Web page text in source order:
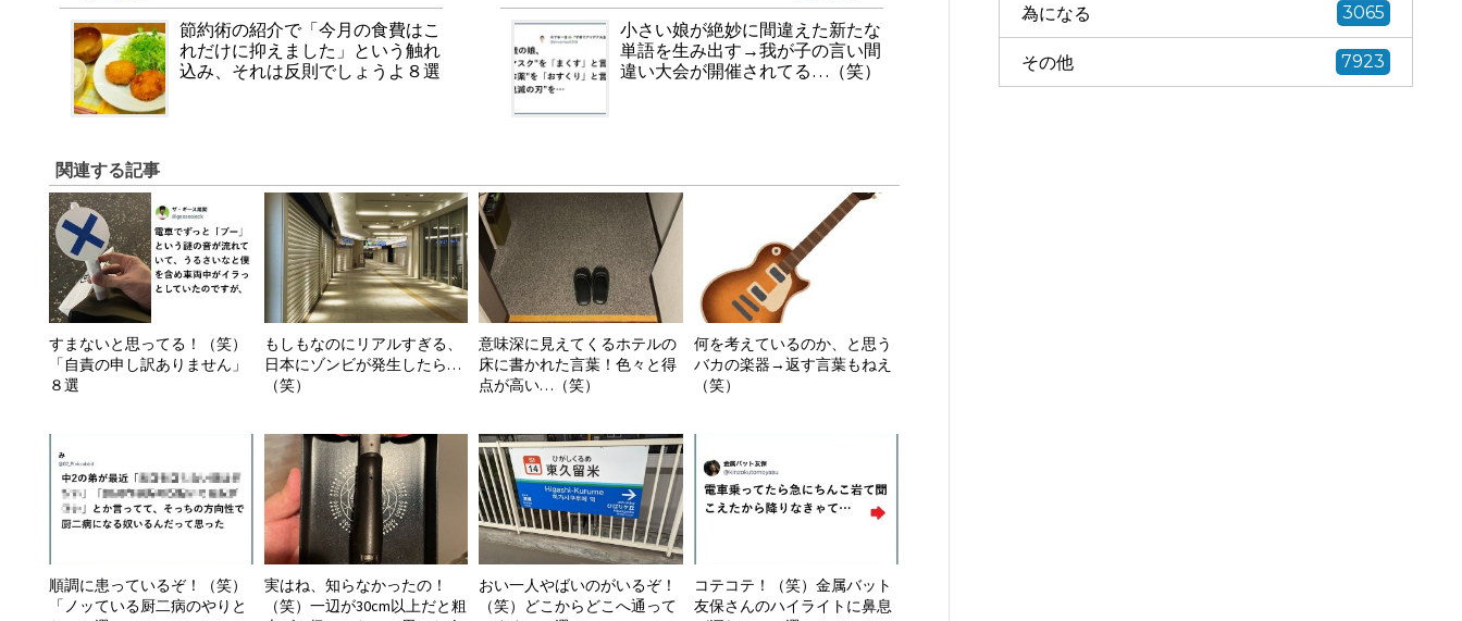
節約術の紹介で「今月の食費はこ
れだけに抑えました」という触れ
込み、それは反則でしょうよ８選
小さい娘が絶妙に間違えた新たな
単語を生み出す→我が子の言い間
違い大会が開催されてる…（笑）
関連する記事
すまないと思ってる！（笑）
「自責の申し訳ありません」
８選
もしもなのにリアルすぎる、
日本にゾンビが発生したら…
（笑）
意味深に見えてくるホテルの
床に書かれた言葉！色々と得
点が高い…（笑）
何を考えているのか、と思う
バカの楽器→返す言葉もねえ
（笑）
順調に患っているぞ！（笑）
「ノッている厨二病のやりと
実はね、知らなかったの！
（笑）一辺が30cm以上だと粗
おい一人やばいのがいるぞ！
（笑）どこからどこへ通って
コテコテ！（笑）金属バット
友保さんのハイライトに鼻息
為になる 3065
その他 7923